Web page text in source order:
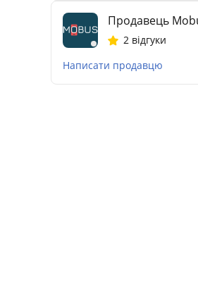
Продавець
2 відгуки
Написати продавцю